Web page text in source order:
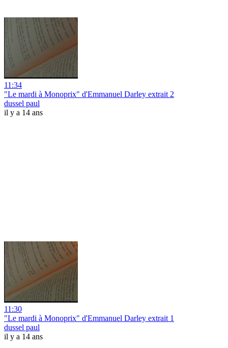
11:34
"Le mardi à Monoprix" d'Emmanuel Darley extrait 2
dussel paul
il y a 14 ans
11:30
"Le mardi à Monoprix" d'Emmanuel Darley extrait 1
dussel paul
il y a 14 ans